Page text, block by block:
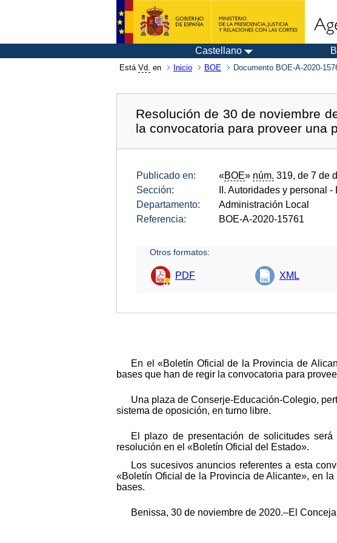
Castellano
Está Vd. en Inicio BOE Documento BOE-A-2020-
Resolución de 30 de noviembre
la convocatoria para proveer una
Publicado en: «BOE» núm. 319, de 7 de
Sección:
II. Autoridades y personal -
Departamento:
Administración Local
Referencia:
BOE-A-2020-15761
Otros formatos:
PDF XML
En el «Boletín Oficial de la Provincia de
bases que han de regir la convocatoria para
Una plaza de Conserje-Educación-Colegio,
sistema de oposición, en turno libre.
El plazo de presentación de solicitudes
resolución en el «Boletín Oficial del Estado».
Los sucesivos anuncios referentes a esta
«Boletín Oficial de la Provincia de Alicante», en
bases.
Benissa, 30 de noviembre de 2020.–El